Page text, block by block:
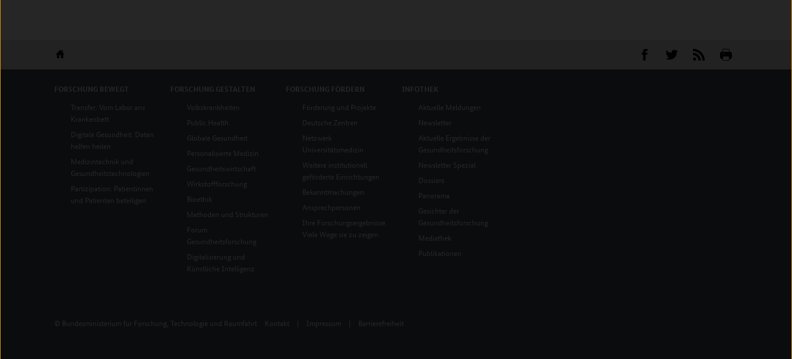
FORSCHUNG BEWEGT
Transfer: Vom Labor ans
Krankenbett
Digitale Gesundheit: Daten
helfen heilen
Medizintechnik und
Gesundheitstechnologien
Partizipation: Patientinnen
und Patienten beteiligen
FORSCHUNG GESTALTEN
Volkskrankheiten
Public Health
Globale Gesundheit
Personalisierte Medizin
Gesundheitswirtschaft
Wirkstoffforschung
Bioethik
Methoden und Strukturen
Forum
Gesundheitsforschung
Digitalisierung und
Künstliche Intelligenz
FORSCHUNG FÖRDERN
Förderung und Projekte
Deutsche Zentren
Netzwerk
Universitätsmedizin
Weitere institutionell
geförderte Einrichtungen
Bekanntmachungen
Ansprechpersonen
Ihre Forschungsergebnisse.
Viele Wege sie zu zeigen.
INFOTHEK
Aktuelle Meldungen
Newsletter
Aktuelle Ergebnisse der
Gesundheitsforschung
Newsletter Spezial
Dossiers
Panorama
Gesichter der
Gesundheitsforschung
Mediathek
Publikationen
© Bundesministerium für Forschung, Technologie und Raumfahrt Kontakt | Impressum | Barrierefreiheit